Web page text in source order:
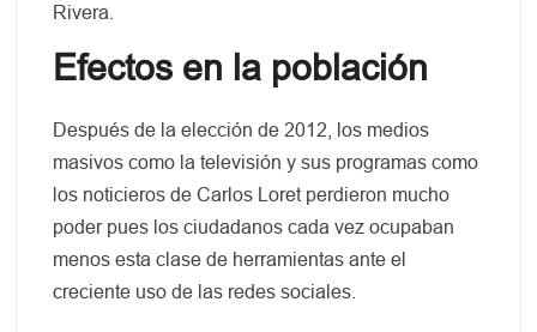
Rivera.
Efectos en la población
Después de la elección de 2012, los medios
masivos como la televisión y sus programas como
los noticieros de Carlos Loret perdieron mucho
poder pues los ciudadanos cada vez ocupaban
menos esta clase de herramientas ante el
creciente uso de las redes sociales.